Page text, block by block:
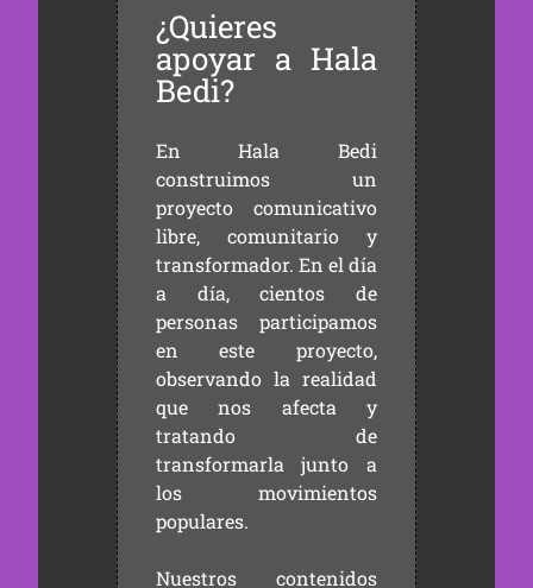
¿Quieres
apoyar a Hala
Bedi?
En Hala Bedi
construimos un
proyecto comunicativo
libre, comunitario y
transformador. En el día
a día, cientos de
personas participamos
en este proyecto,
observando la realidad
que nos afecta y
tratando de
transformarla junto a
los movimientos
populares.
Nuestros contenidos